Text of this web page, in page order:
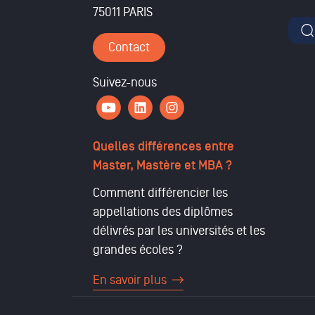
75011 PARIS
Contact
Suivez-nous
Quelles différences entre
Master, Mastère et MBA ?
Comment différencier les
appellations des diplômes
délivrés par les universités et les
grandes écoles ?
En savoir plus